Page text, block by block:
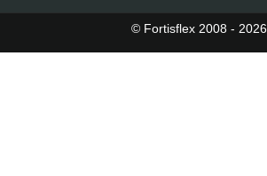
© Fortisflex 2008 - 2026